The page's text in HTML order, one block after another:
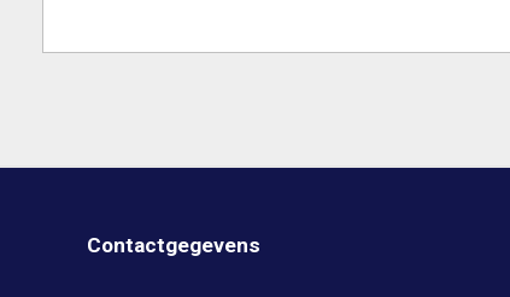
Contactgegevens